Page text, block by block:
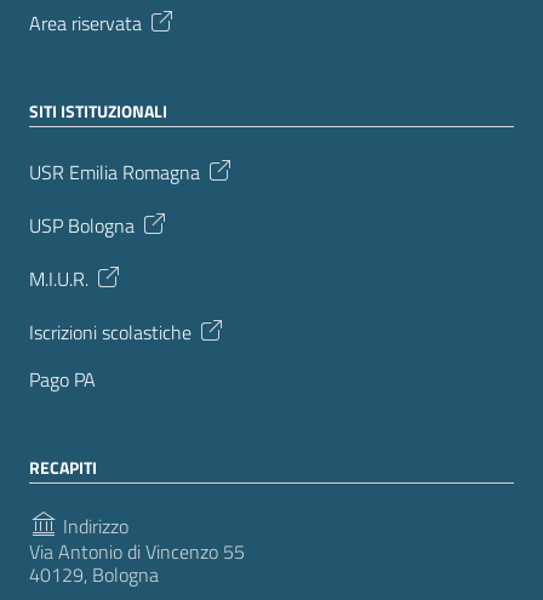
Area riservata
SITI ISTITUZIONALI
USR Emilia Romagna
USP Bologna
M.I.U.R.
Iscrizioni scolastiche
Pago PA
RECAPITI
Indirizzo
Via Antonio di Vincenzo 55
40129, Bologna